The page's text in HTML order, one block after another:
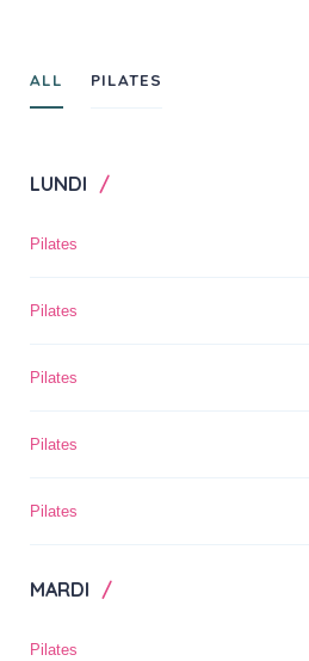
ALL PILATES
LUNDI
Pilates
Pilates
Pilates
Pilates
Pilates
MARDI
Pilates